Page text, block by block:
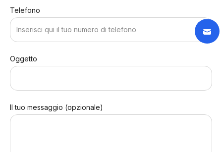
Telefono
Oggetto
Il tuo messaggio (opzionale)